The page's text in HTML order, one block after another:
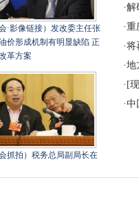
会·影像链接）发改委主任张
价形成机制有明显缺陷 正
革方案
会抓拍）税务总局副局长在
·解
·重
·将
·地
· [
·中